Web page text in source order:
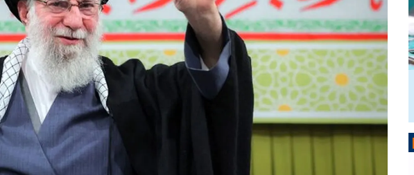
حمله ۶ سگ به کودک ۹ ساله در سنندج؛
زنگ خطر دوباره به صدا درآمد
واژگونی مرگبار سمند در اصفهان | ۴ نفر
جراحان قلابی در
شدند؛ از تزریق